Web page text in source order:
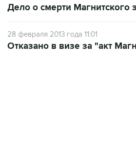
Дело о смерти Магнитского
28 февраля 2013 года 11:01
Отказано в визе за "акт